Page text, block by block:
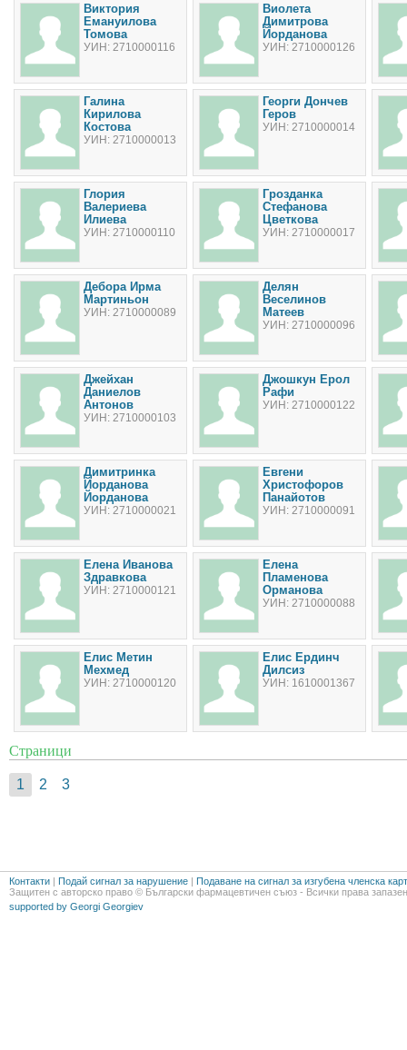
Виктория
Емануилова
Томова
УИН: 2710000116
Виолета
Димитрова
Йорданова
УИН: 2710000126
Галина
Кирилова
Костова
УИН: 2710000013
Георги Дончев
Геров
УИН: 2710000014
Глория
Валериева
Илиева
УИН: 2710000110
Грозданка
Стефанова
Цветкова
УИН: 2710000017
Дебора Ирма
Мартиньон
УИН: 2710000089
Делян
Веселинов
Матеев
УИН: 2710000096
Джейхан
Даниелов
Антонов
УИН: 2710000103
Джошкун Ерол
Рафи
УИН: 2710000122
Димитринка
Йорданова
Йорданова
УИН: 2710000021
Евгени
Христофоров
Панайотов
УИН: 2710000091
Елена Иванова
Здравкова
УИН: 2710000121
Елена
Пламенова
Орманова
УИН: 2710000088
Елис Метин
Мехмед
УИН: 2710000120
Елис Ердинч
Дилсиз
УИН: 1610001367
Страници
1 2 3
Контакти | Подай сигнал за нарушение | Подаване на сигнал за изгубена членска
Защитен с авторско право © Български фармацевтичен съюз - Всички права
supported by Georgi Georgiev